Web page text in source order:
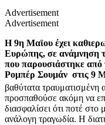
Advertisement
Advertisement
Η 9η Μαϊου έχει
Ευρώπης, σε ανάμνηση
που παρουσιάστηκε
Ρομπέρ Σουμάν στις 9
βαθύτατα τραυματισμένη
προσπαθούσε ακόμη να
διασφαλίσει ότι ποτέ στο
ανάλογη τραγωδία. Η